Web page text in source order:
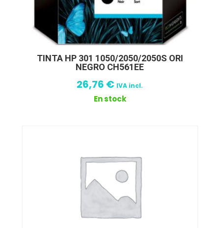
TINTA HP 301 1050/2050/2050S ORI
NEGRO CH561EE
26,76 € IVA incl.
En stock